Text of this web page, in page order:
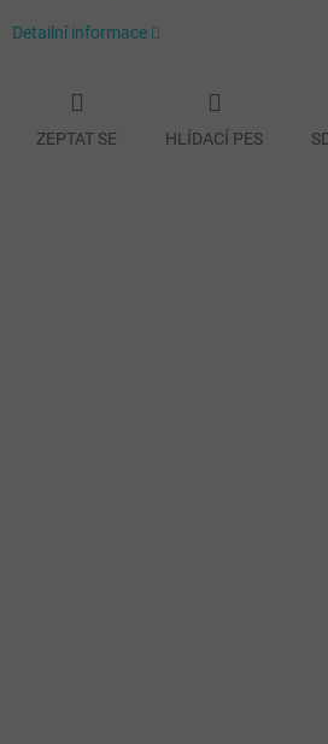
Detailní informace
ZEPTAT SE HLÍDACÍ PES